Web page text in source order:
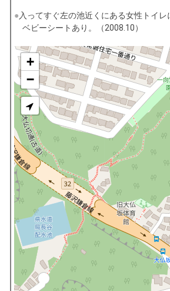
入ってすぐ左の池近くにある女性トイ
ベビーシートあり。（2008.10）
+
−